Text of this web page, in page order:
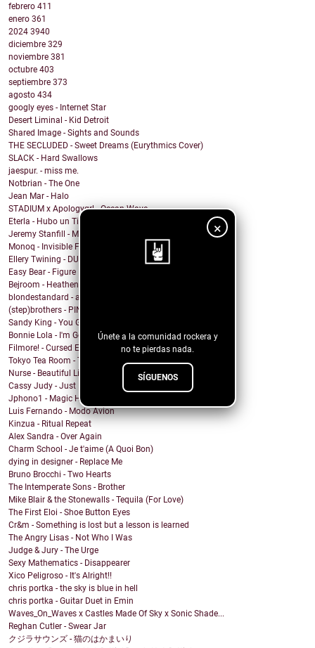
×
Únete a la comunidad rockera y
no te pierdas nada.
SÍGUENOS
febrero 411
enero 361
2024 3940
diciembre 329
noviembre 381
octubre 403
septiembre 373
agosto 434
googly eyes - Internet Star
Desert Liminal - Kid Detroit
Shared Image - Sights and Sounds
THE SECLUDED - Sweet Dreams (Eurythmics Cover)
SLACK - Hard Swallows
jaespur. - miss me.
Notbrian - The One
Jean Mar - Halo
STADIUM x Apologygrl - Ocean Wave
Eterla - Hubo un Tiempo
Jeremy Stanfill - Moving Day
Monoq - Invisible Finish Line
Ellery Twining - DUSTY SPRINGFIELD'S RECORD COLLEC...
Easy Bear - Figure It Out
Bejroom - Heathens
blondestandard - arms of another
(step)brothers - PINOT NOIR
Sandy King - You Got Me Mixed Up With That Bottle
Bonnie Lola - I'm Going Home
Filmore! - Cursed Energy
Tokyo Tea Room - Tell Me How
Nurse - Beautiful Lie
Cassy Judy - Just For Being Who We Are
Jphono1 - Magic Here
Luis Fernando - Modo Avion
Kinzua - Ritual Repeat
Alex Sandra - Over Again
Charm School - Je t'aime (A Quoi Bon)
dying in designer - Replace Me
Bruno Brocchi - Two Hearts
The Intemperate Sons - Brother
Mike Blair & the Stonewalls - Tequila (For Love)
The First Eloi - Shoe Button Eyes
Cr&m - Something is lost but a lesson is learned
The Angry Lisas - Not Who I Was
Judge & Jury - The Urge
Sexy Mathematics - Disappearer
Xico Peligroso - It's Alright!!
chris portka - the sky is blue in hell
chris portka - Guitar Duet in Emin
Waves_On_Waves x Castles Made Of Sky x Sonic Shade...
Reghan Cutler - Swear Jar
クジラサウンズ - 猫のはかまいり